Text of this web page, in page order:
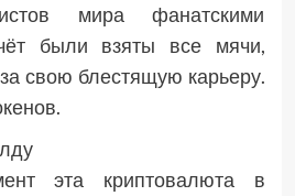
мира фанатскими
были взяты все мячи,
свою блестящую карьеру.
эта криптовалюта в